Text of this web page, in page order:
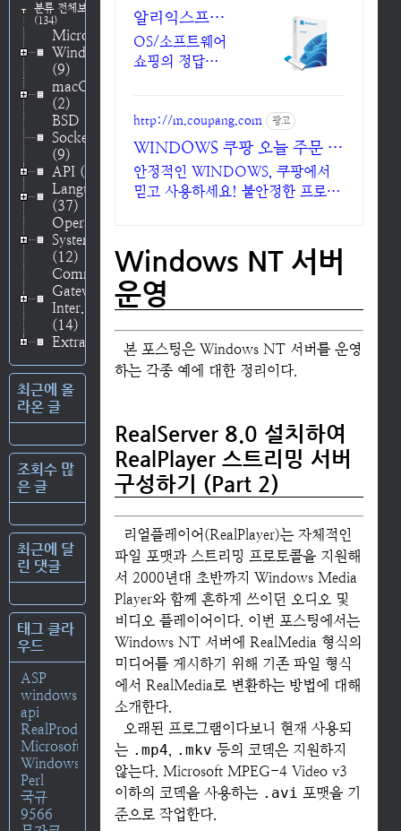
분류 전체보기
(134)
Microsoft
Windows
(9)
macOS
(2)
BSD
Socket
(9)
API (48)
Language
(37)
Operating
System
(12)
Common
Gateway
Inter..
(14)
Extras
최근에 올
라온 글
조회수 많
은 글
최근에 달
린 댓글
태그 클라
우드
ASP
windows
api
RealProducer
Microsoft
Windows
Perl
국규
9566
알리익스프레
스,WINDOWS
Windows 알리
OS/소프트웨어
쇼핑의 정답
가격으로!
http://m.coupang.com 광고
WINDOWS 쿠팡 오늘 주문 내
일 바로 도착
안정적인 WINDOWS, 쿠팡에서
믿고 사용하세요! 불안정한 프로그
Windows NT 서버
운영
본 포스팅은 Windows NT 서버를 운영
하는 각종 예에 대한 정리이다.
RealServer 8.0 설치하여
RealPlayer 스트리밍 서버
구성하기 (Part 2)
리얼플레이어(RealPlayer)는 자체적인
파일 포맷과 스트리밍 프로토콜을 지원해
서 2000년대 초반까지 Windows Media
Player와 함께 흔하게 쓰이던 오디오 및
비디오 플레이어이다. 이번 포스팅에서는
Windows NT 서버에 RealMedia 형식의
미디어를 게시하기 위해 기존 파일 형식
에서 RealMedia로 변환하는 방법에 대해
소개한다.
오래된 프로그램이다보니 현재 사용되
는 .mp4 .mkv 등의 코덱은 지원하지
않는다. Microsoft MPEG-4 Video v3
이하의 코덱을 사용하는 .avi 포맷을 기
준으로 작업한다.